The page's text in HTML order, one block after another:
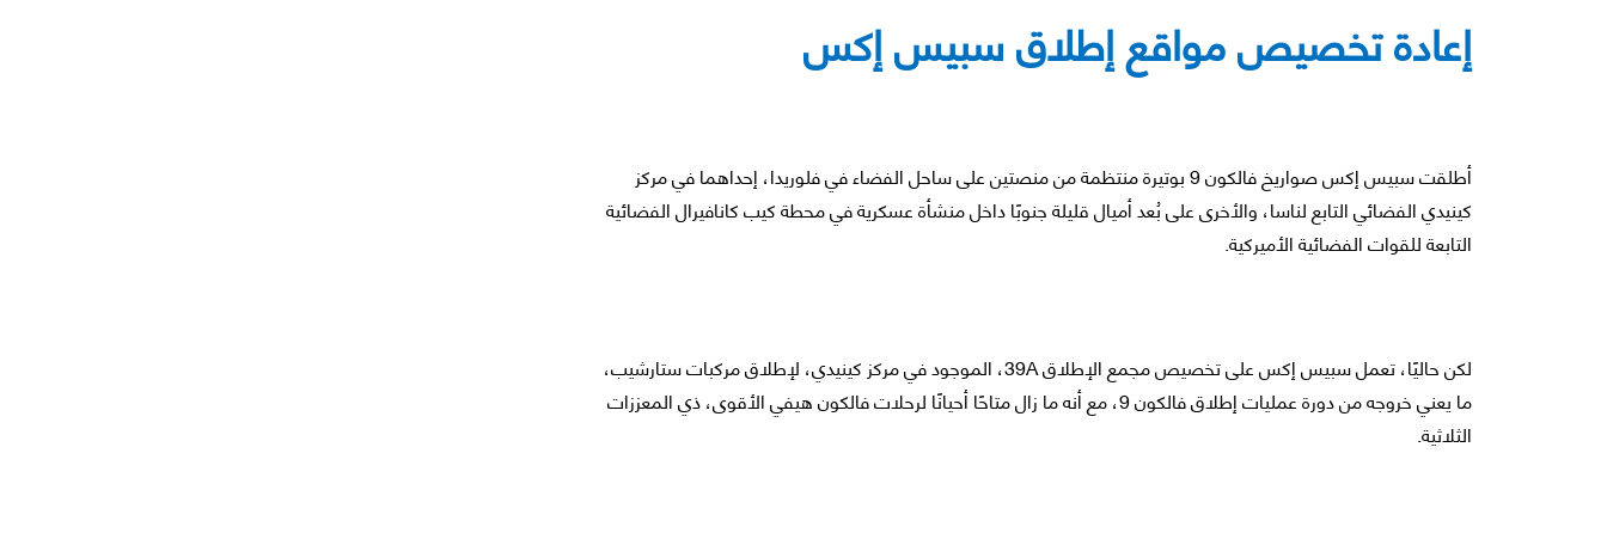
إعادة تخصيص مواقع إطلاق سبيس إكس
أطلقت سبيس إكس صواريخ فالكون 9 بوتيرة منتظمة من منصتين على ساحل الفضاء في فلوريدا، إحداهما في مركز
كينيدي الفضائي التابع لناسا، والأخرى على بُعد أميال قليلة جنوبًا داخل منشأة عسكرية في محطة كيب كانافيرال الفضائية
التابعة للقوات الفضائية الأميركية.
لكن حاليًا، تعمل سبيس إكس على تخصيص مجمع الإطلاق 39A، الموجود في مركز كينيدي، لإطلاق مركبات ستارشيب،
ما يعني خروجه من دورة عمليات إطلاق فالكون 9، مع أنه ما زال متاحًا أحيانًا لرحلات فالكون هيفي الأقوى، ذي المعززات
الثلاثية.